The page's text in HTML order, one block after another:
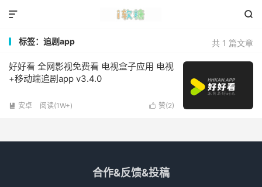


共 1 篇文章
标签：追剧app
好好看 全网影视免费看 电视盒子应用 电视
+移动端追剧app v3.4.0
 赞(2)
 安卓 阅读(1W+)
合作&反馈&投稿